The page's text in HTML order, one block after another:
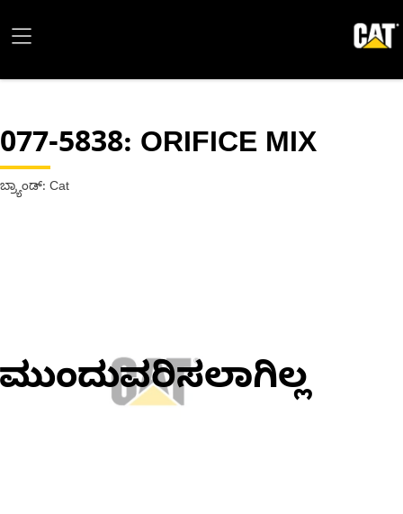
077-5838: ORIFICE MIX
ಬ್ರ್ಯಾಂಡ್: Cat
ಮುಂದುವರಿಸಲಾಗಿಲ್ಲ